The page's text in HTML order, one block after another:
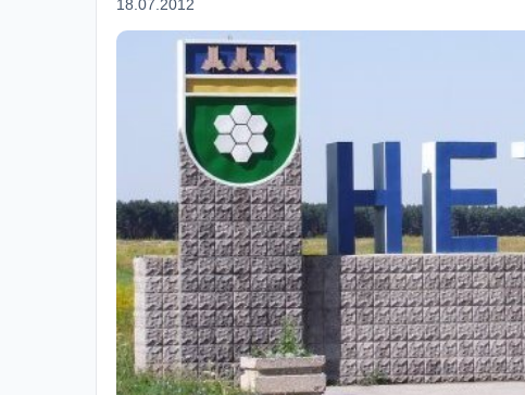
18.07.2012